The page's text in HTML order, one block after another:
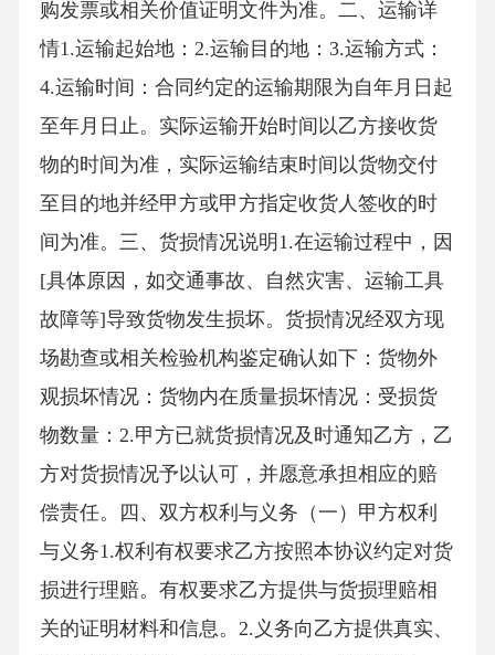
购发票或相关价值证明文件为准。二、运输详
情1.运输起始地：2.运输目的地：3.运输方式：
4.运输时间：合同约定的运输期限为自年月日起
至年月日止。实际运输开始时间以乙方接收货
物的时间为准，实际运输结束时间以货物交付
至目的地并经甲方或甲方指定收货人签收的时
间为准。三、货损情况说明1.在运输过程中，因
[具体原因，如交通事故、自然灾害、运输工具
故障等]导致货物发生损坏。货损情况经双方现
场勘查或相关检验机构鉴定确认如下：货物外
观损坏情况：货物内在质量损坏情况：受损货
物数量：2.甲方已就货损情况及时通知乙方，乙
方对货损情况予以认可，并愿意承担相应的赔
偿责任。四、双方权利与义务（一）甲方权利
与义务1.权利有权要求乙方按照本协议约定对货
损进行理赔。有权要求乙方提供与货损理赔相
关的证明材料和信息。2.义务向乙方提供真实、